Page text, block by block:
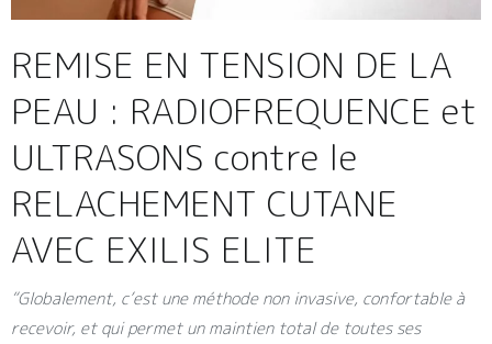
REMISE EN TENSION DE LA
PEAU : RADIOFREQUENCE et
ULTRASONS contre le
RELACHEMENT CUTANE
AVEC EXILIS ELITE
“Globalement, c’est une méthode non invasive, confortable à
recevoir, et qui permet un maintien total de toutes ses